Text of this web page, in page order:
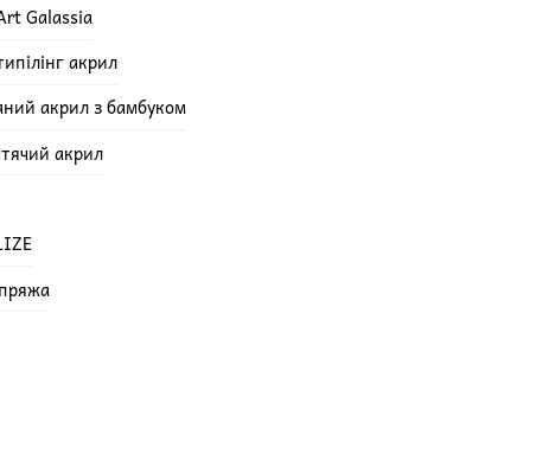
Galassia
акрил
акрил з бамбуком
акрил